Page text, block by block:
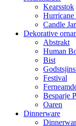
Kearsstok
Hurricane
Candle Jar
Dekorative
Abstrakt
Human
Bist
Festival
Besparje
Oaren
Dinnerware